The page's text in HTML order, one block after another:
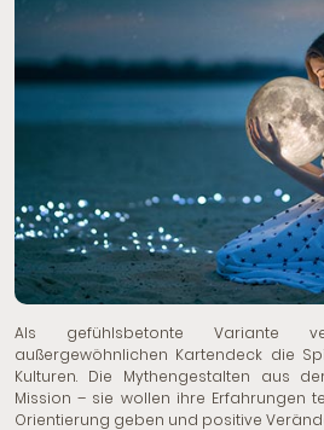
Als gefühlsbetonte Variante
außergewöhnlichen Kartendeck die
Kulturen. Die Mythengestalten aus
Mission – sie wollen ihre Erfahrungen
Orientierung geben und positive